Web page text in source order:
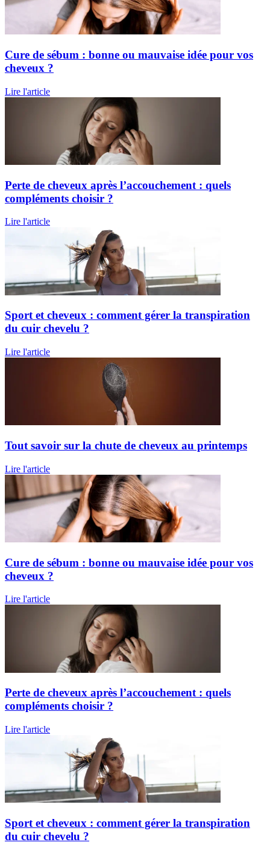
Cure de sébum : bonne ou mauvaise idée pour vos
cheveux ?
Lire l'article
Perte de cheveux après l’accouchement : quels
compléments choisir ?
Lire l'article
Sport et cheveux : comment gérer la transpiration
du cuir chevelu ?
Lire l'article
Tout savoir sur la chute de cheveux au printemps
Lire l'article
Cure de sébum : bonne ou mauvaise idée pour vos
cheveux ?
Lire l'article
Perte de cheveux après l’accouchement : quels
compléments choisir ?
Lire l'article
Sport et cheveux : comment gérer la transpiration
du cuir chevelu ?